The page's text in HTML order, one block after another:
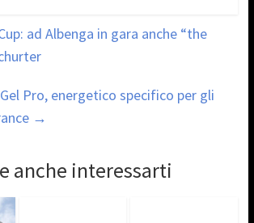
ad Albenga in gara anche “the
Pro, energetico specifico per gli
→
anche interessarti